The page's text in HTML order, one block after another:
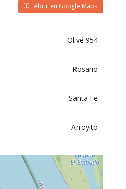
Abrir en Google Maps
Olivé 954
Rosario
Santa Fe
Arroyito